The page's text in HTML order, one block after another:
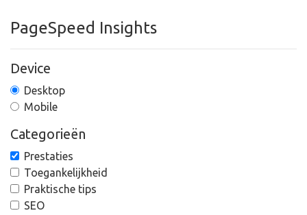
PageSpeed Insights
Device
Desktop
Mobile
Categorieën
Prestaties
Toegankelijkheid
Praktische tips
SEO